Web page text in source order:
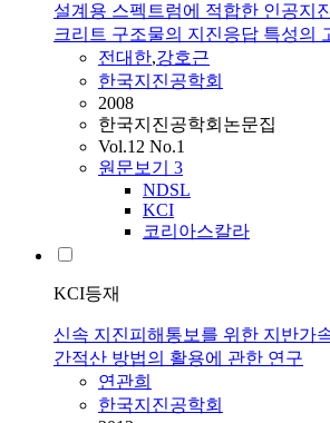
설계용 스펙트럼에 적합한 인공지
크리트 구조물의 지진응답 특성의
전대한,강호근
한국지진공학회
2008
한국지진공학회논문집
Vol.12 No.1
원문보기 3
NDSL
KCI
코리아스칼라
KCI등재
신속 지진피해통보를 위한 지반가
간적산 방법의 활용에 관한 연구
연관희
한국지진공학회